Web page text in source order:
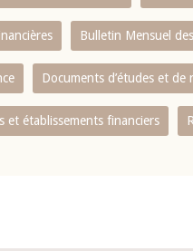
Bulletin Mensuel
Documents d’études et de
et établissements financiers